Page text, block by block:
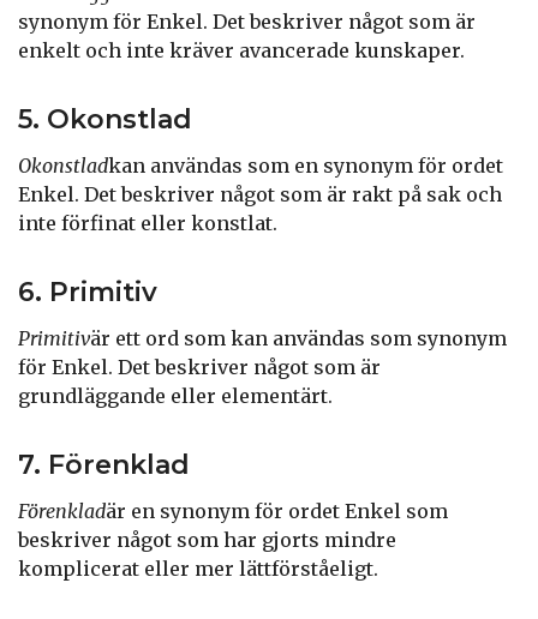
synonym för Enkel. Det beskriver något som är
enkelt och inte kräver avancerade kunskaper.
5. Okonstlad
Okonstladkan användas som en synonym för ordet
Enkel. Det beskriver något som är rakt på sak och
inte förfinat eller konstlat.
6. Primitiv
Primitivär ett ord som kan användas som synonym
för Enkel. Det beskriver något som är
grundläggande eller elementärt.
7. Förenklad
Förenkladär en synonym för ordet Enkel som
beskriver något som har gjorts mindre
komplicerat eller mer lättförståeligt.